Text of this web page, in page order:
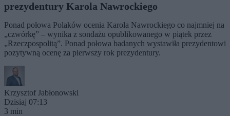
prezydentury Karola Nawrockiego
Ponad połowa Polaków ocenia Karola Nawrockiego co najmniej na
„czwórkę” – wynika z sondażu opublikowanego w piątek przez
„Rzeczpospolitą”. Ponad połowa badanych wystawiła prezydentowi
pozytywną ocenę za pierwszy rok prezydentury.
Krzysztof Jabłonowski
Dzisiaj 07:13
3 min